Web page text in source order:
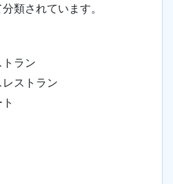
類されています。
ラン
ストラン